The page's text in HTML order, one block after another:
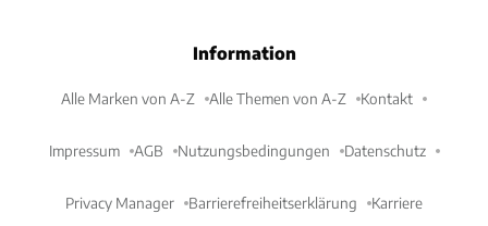
Information
Alle Marken von A-Z Alle Themen von A-Z Kontakt
Impressum AGB Nutzungsbedingungen Datenschutz
Privacy Manager Barrierefreiheitserklärung Karriere